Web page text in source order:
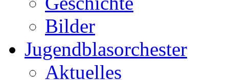
Bilder
Jugendblasorchester
Aktuelles